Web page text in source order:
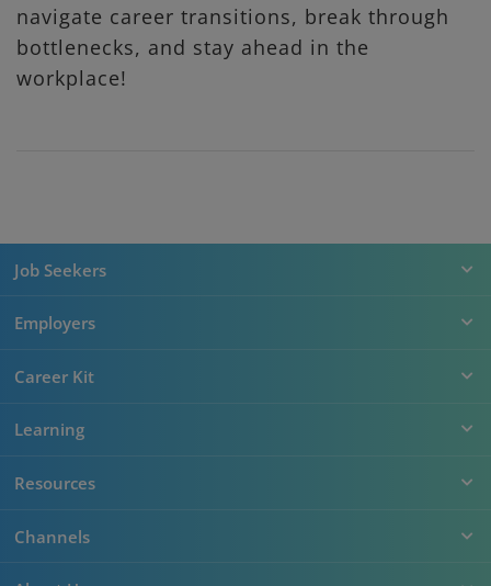
navigate career transitions, break through
bottlenecks, and stay ahead in the
workplace!
Job Seekers
Employers
Career Kit
Learning
Resources
Channels